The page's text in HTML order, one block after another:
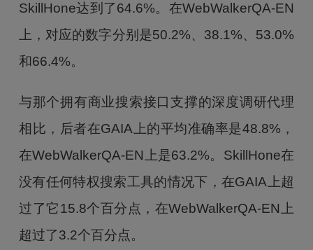
SkillHone达到了64.6%。在WebWalkerQA-EN
上，对应的数字分别是50.2%、38.1%、53.0%
和66.4%。
与那个拥有商业搜索接口支撑的深度调研代理
相比，后者在GAIA上的平均准确率是48.8%，
在WebWalkerQA-EN上是63.2%。SkillHone在
没有任何特权搜索工具的情况下，在GAIA上超
过了它15.8个百分点，在WebWalkerQA-EN上
超过了3.2个百分点。